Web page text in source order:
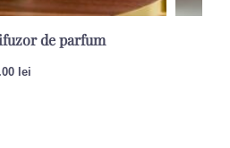
de parfum
lei